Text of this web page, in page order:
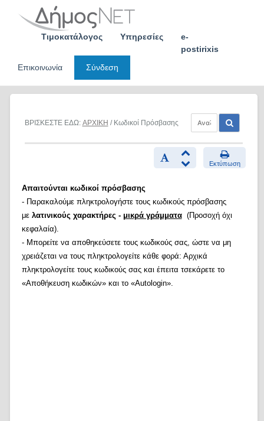
Τιμοκατάλογος Υπηρεσίες
e-
postirixis
Επικοινωνία
Σύνδεση
ΒΡΙΣΚΕΣΤΕ ΕΔΩ: ΑΡΧΙΚΗ / Κωδικοί Πρόσβασης
Εκτύπωση
Απαιτούνται κωδικοί πρόσβασης
- Παρακαλούμε πληκτρολογήστε τους κωδικούς πρόσβασης
με λατινικούς χαρακτήρες - μικρά γράμματα(Προσοχή όχι
κεφαλαία).
- Μπορείτε να αποθηκεύσετε τους κωδικούς σας, ώστε να μη
χρειάζεται να τους πληκτρολογείτε κάθε φορά: Αρχικά
πληκτρολογείτε τους κωδικούς σας και έπειτα τσεκάρετε το
«Αποθήκευση κωδικών» και το «Autologin».